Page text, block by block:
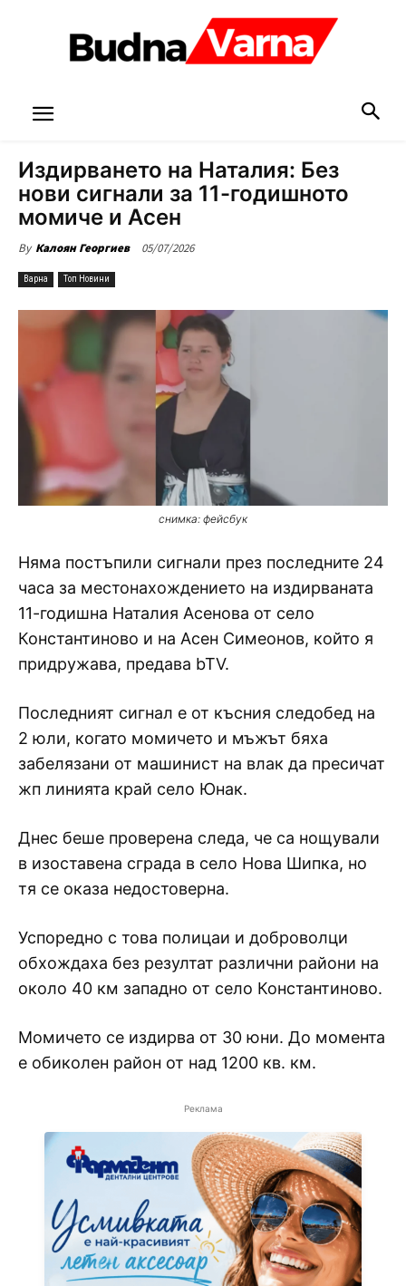
Издирването на Наталия: Без
нови сигнали за 11-годишното
момиче и Асен
By Калоян Георгиев 05/07/2026
Варна Топ Новини
снимка: фейсбук
Няма постъпили сигнали през последните 24
часа за местонахождението на издирваната
11-годишна Наталия Асенова от село
Константиново и на Асен Симеонов, който я
придружава, предава bTV.
Последният сигнал е от късния следобед на
2 юли, когато момичето и мъжът бяха
забелязани от машинист на влак да пресичат
жп линията край село Юнак.
Днес беше проверена следа, че са нощували
в изоставена сграда в село Нова Шипка, но
тя се оказа недостоверна.
Успоредно с това полицаи и доброволци
обхождаха без резултат различни райони на
около 40 км западно от село Константиново.
Момичето се издирва от 30 юни. До момента
е обиколен район от над 1200 кв. км.
Реклама